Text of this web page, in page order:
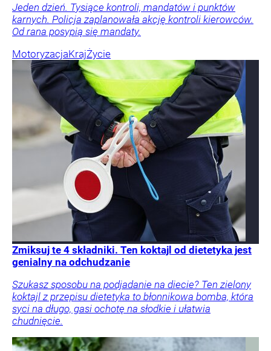
Jeden dzień. Tysiące kontroli, mandatów i punktów
karnych. Policja zaplanowała akcję kontroli kierowców.
Od rana posypią się mandaty.
MotoryzacjaKrajŻycie
Zmiksuj te 4 składniki. Ten koktajl od dietetyka jest
genialny na odchudzanie
Szukasz sposobu na podjadanie na diecie? Ten zielony
koktajl z przepisu dietetyka to błonnikowa bomba, która
syci na długo, gasi ochotę na słodkie i ułatwia
chudnięcie.